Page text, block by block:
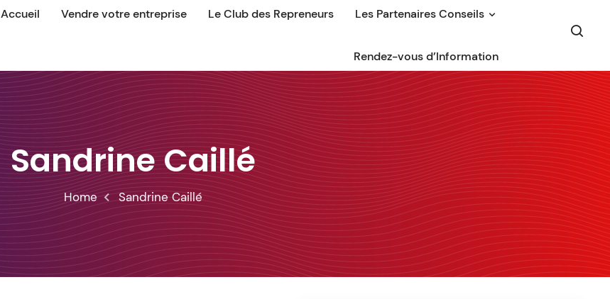
Accueil Vendre votre entreprise Le Club des Repreneurs Les Partenaires Conseils
Rendez-vous d’Information
Sandrine Caillé
Home Sandrine Caillé